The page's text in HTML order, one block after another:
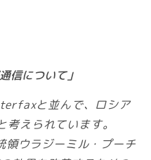
信について」
と並んで、ロシア
えられています。
ウラジーミル・プーチ